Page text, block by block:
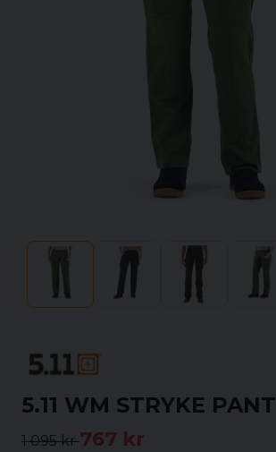
5.11 WM STRYKE PANT
1 095 kr767 kr